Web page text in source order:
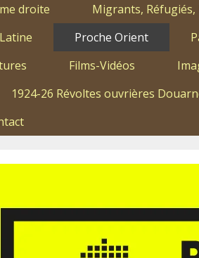
droite Migrants, Réfugiés,
Proche Orient
Films-Vidéos
1924-26 Révoltes ouvrières